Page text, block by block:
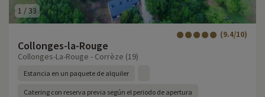
1 /33
Collonges-la-Rouge
(9.4/10)
Collonges-La-Rouge - Corrèze (19)
Estancia en un paquete de alquiler
Catering con reserva previa según el periodo de apertura